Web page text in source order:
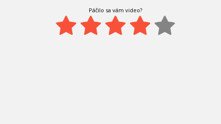
Páčilo sa vám video?